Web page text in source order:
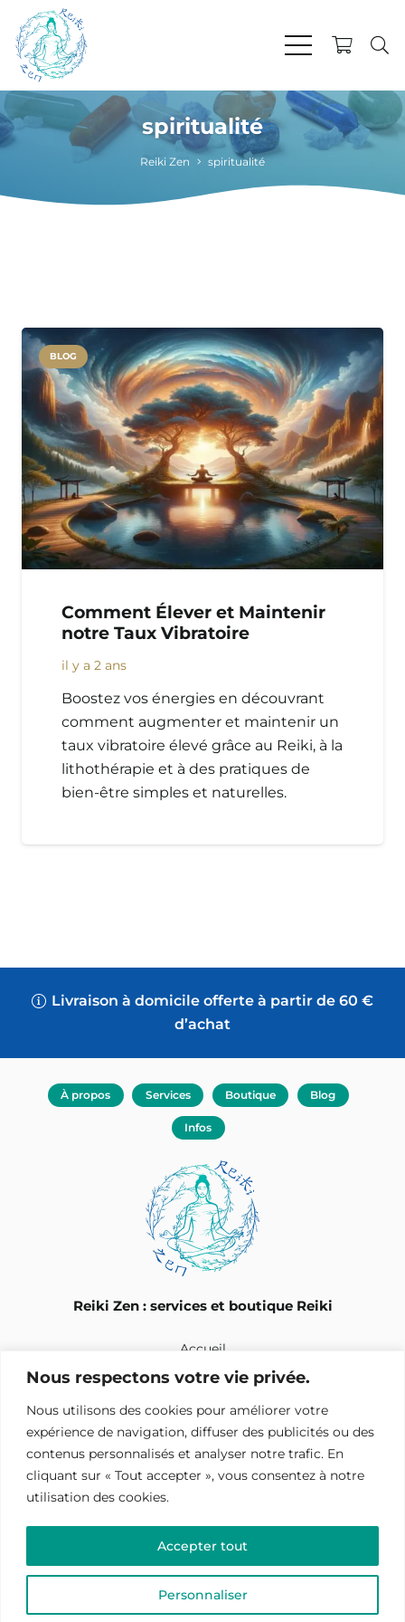
Nous respectons votre vie privée.
Nous utilisons des cookies pour améliorer votre
expérience de navigation, diffuser des publicités ou des
contenus personnalisés et analyser notre trafic. En
cliquant sur « Tout accepter », vous consentez à notre
utilisation des cookies.
Personnaliser
Accepter tout
Accueil
Services
spiritualité
Reiki Zen spiritualité
BLOG
Comment Élever et Maintenir
notre Taux Vibratoire
il y a 2 ans
Boostez vos énergies en découvrant
comment augmenter et maintenir un
taux vibratoire élevé grâce au Reiki, à la
lithothérapie et à des pratiques de
bien-être simples et naturelles.
Livraison à domicile offerte à partir de 60 €
d’achat
À propos Services Boutique Blog
Infos
Reiki Zen : services et boutique Reiki
Accueil
Mentions légales
C.G.U.V.
F.A.Q.
Mon compte